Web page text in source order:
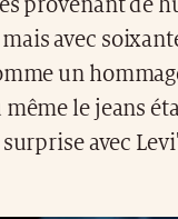
provenant de
avec
un
le jeans
avec